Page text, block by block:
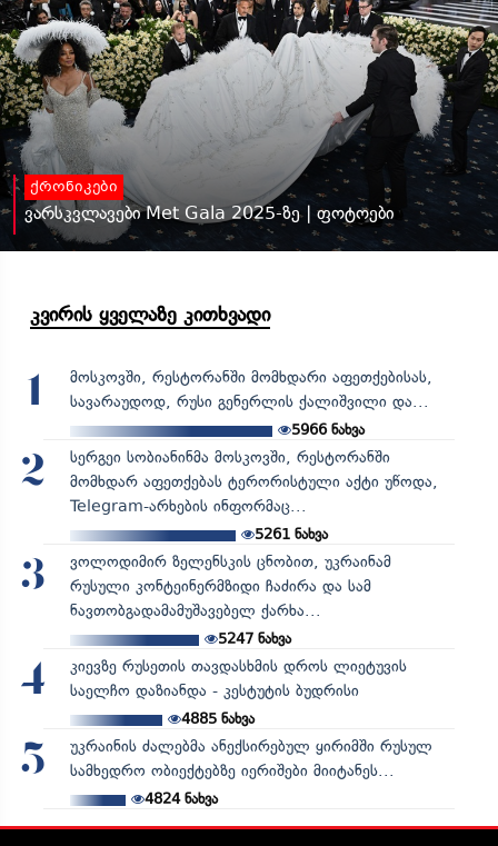
ქრონიკები
ვარსკვლავები Met Gala 2025-ზე | ფოტოები
კვირის ყველაზე კითხვადი
1
მოსკოვში, რესტორანში მომხდარი აფეთქებისას,
სავარაუდოდ, რუსი გენერლის ქალიშვილი და...
5966ნახვა
2
სერგეი სობიანინმა მოსკოვში, რესტორანში
მომხდარ აფეთქებას ტერორისტული აქტი უწოდა,
Telegram-არხების ინფორმაც...
5261ნახვა
3
ვოლოდიმირ ზელენსკის ცნობით, უკრაინამ
რუსული კონტეინერმზიდი ჩაძირა და სამ
ნავთობგადამამუშავებელ ქარხა...
5247ნახვა
4
კიევზე რუსეთის თავდასხმის დროს ლიეტუვის
საელჩო დაზიანდა - კესტუტის ბუდრისი
4885ნახვა
5
უკრაინის ძალებმა ანექსირებულ ყირიმში რუსულ
სამხედრო ობიექტებზე იერიშები მიიტანეს...
4824ნახვა